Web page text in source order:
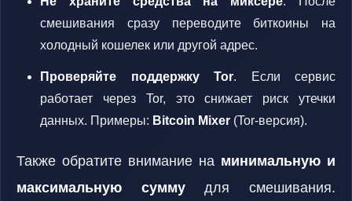
смешивания сразу переводите биткоины на
холодный кошелек или другой адрес.
Проверяйте поддержку Tor. Если сервис
работает через Tor, это снижает риск утечки
данных. Примеры: Bitcoin Mixer (Tor-версия).
Также обратите внимание на минимальную и
максимальную суммудля смешивания.